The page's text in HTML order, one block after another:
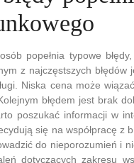
popełnia typowe
z najczęstszych błędów
Niska cena może
błędem jest brak
poszukać informacji w
się na współpracę z
do nieporozumień i
dotyczących zakresu